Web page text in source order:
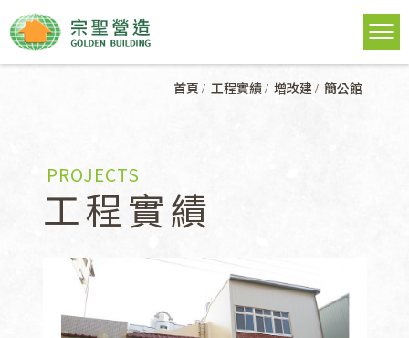
首頁 工程實績 增改建 簡公館
PROJECTS
工程實績